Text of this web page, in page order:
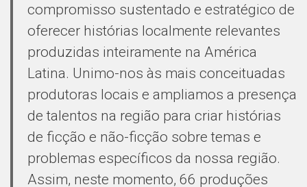
compromisso sustentado e estratégico de
oferecer histórias localmente relevantes
produzidas inteiramente na América
Latina. Unimo-nos às mais conceituadas
produtoras locais e ampliamos a presença
de talentos na região para criar histórias
de ficção e não-ficção sobre temas e
problemas específicos da nossa região.
Assim, neste momento, 66 produções